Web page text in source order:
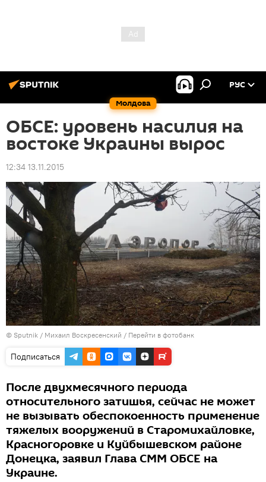
Молдова
РУС
ОБСЕ: уровень насилия на
востоке Украины вырос
12:34 13.11.2015
© Sputnik / Михаил Воскресенский / Перейти в фотобанк
Подписаться
После двухмесячного периода
относительного затишья, сейчас не может
не вызывать обеспокоенность применение
тяжелых вооружений в Старомихайловке,
Красногоровке и Куйбышевском районе
Донецка, заявил Глава СММ ОБСЕ на
Украине.